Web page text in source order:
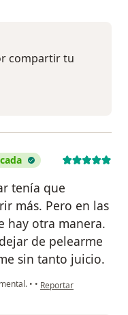
compartir tu
tenía que
más. Pero en las
hay otra manera.
de pelearme
sin tanto juicio.
• • en opinión del usuario
Reportar